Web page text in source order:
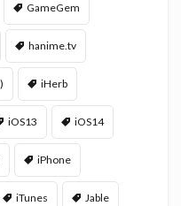
GameGem
hanime.tv
iHerb
iOS13 iOS14
iPhone
iTunes Jable